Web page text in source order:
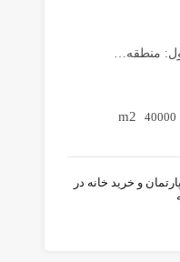
منطقه…
40000
m2
و خرید خانه در